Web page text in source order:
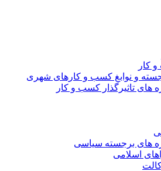
کار
و نوابغ کسب و کارهای شهری
های تاثیرگذار کسب و کار
های برجسته سیاسی
اسلامی